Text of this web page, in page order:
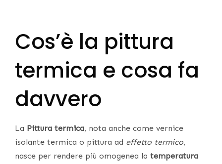
Cos’è la pittura
termica e cosa fa
davvero
La Pittura termica, nota anche come vernice
isolante termica o pittura ad effetto termico,
nasce per rendere più omogenea la temperatura